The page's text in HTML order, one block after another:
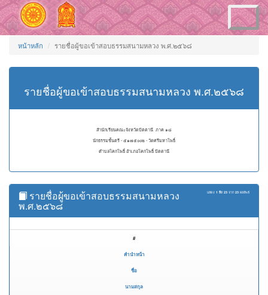
Toggle
navigation
หน้าหลัก รายชื่อผู้ขอเข้าสอบธรรมสนามหลวง พ.ศ.๒๕๖๘
รายชื่อผู้ขอเข้าสอบธรรมสนามหลวง พ.ศ.๒๕๖๘
สำนักเรียนคณะจังหวัดปัตตานี ภาค ๑๘
นักธรรมชั้นตรี - ๕๑๗๕๐๐๒ - วัดศรีมหาโพธิ์
ตำบลโคกโพธิ์ อำเภอโคกโพธิ์ ปัตตานี
แสดง 1 ถึง 23 จาก 23 ผลลัพธ์
รายชื่อผู้ขอเข้าสอบธรรมสนามหลวง
พ.ศ.๒๕๖๘
#
คำนำหน้า
ชื่อ
นามสกุล